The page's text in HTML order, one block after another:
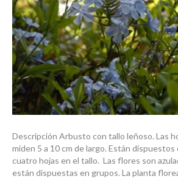
Descripción Arbusto con tallo leñoso. Las
miden 5 a 10 cm de largo. Están
cuatro hojas en el tallo. Las flores son
están dispuestas en grupos. La planta